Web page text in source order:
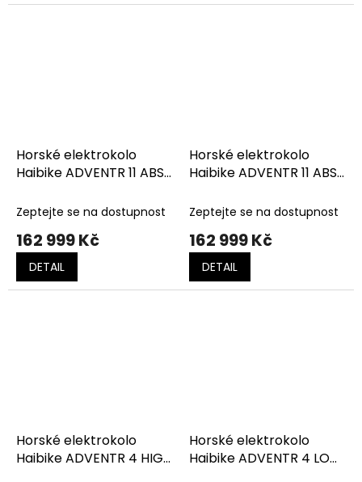
Horské elektrokolo
Haibike ADVENTR 11 ABS
Zeptejte se na dostupnost
162 999 Kč
DETAIL
Horské elektrokolo
Haibike ADVENTR 11 ABS
Zeptejte se na dostupnost
162 999 Kč
DETAIL
Horské elektrokolo
Haibike ADVENTR 4 HIGH
Horské elektrokolo
Haibike ADVENTR 4 LOW